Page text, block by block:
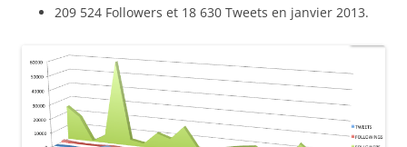
209 524 Followers et 18 630 Tweets en janvier 2013.